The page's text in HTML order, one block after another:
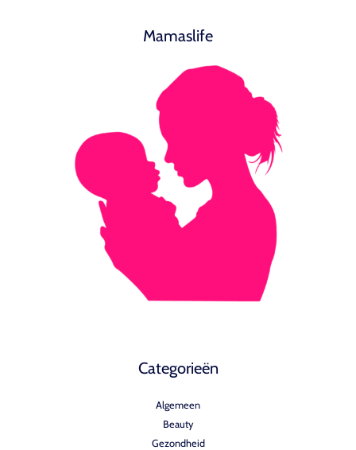
Mamaslife
Categorieën
Algemeen
Beauty
Gezondheid